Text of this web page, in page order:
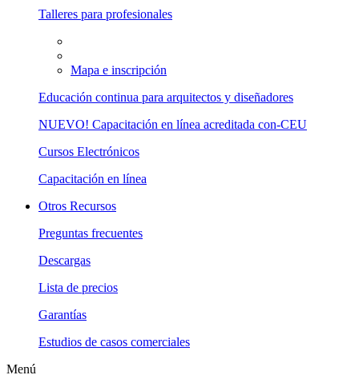
Talleres para profesionales
Mapa e inscripción
Educación continua para arquitectos y diseñadores
NUEVO! Capacitación en línea acreditada con-CEU
Cursos Electrónicos
Capacitación en línea
Otros Recursos
Preguntas frecuentes
Descargas
Lista de precios
Garantías
Estudios de casos comerciales
Menú